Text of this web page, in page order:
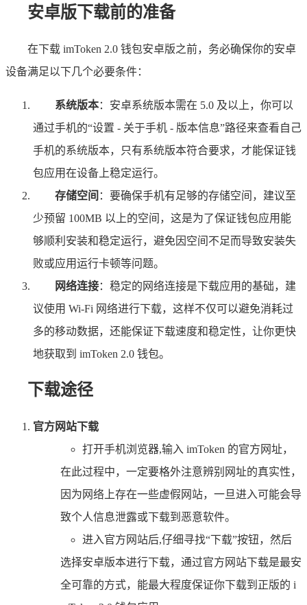
安卓版下载前的准备
在下载 imToken 2.0 钱包安卓版之前，务必确保你的安卓
设备满足以下几个必要条件：
系统版本：安卓系统版本需在 5.0 及以上，你可以
通过手机的“设置 - 关于手机 - 版本信息”路径来查看自己
手机的系统版本，只有系统版本符合要求，才能保证钱
包应用在设备上稳定运行。
存储空间 ：要确保手机有足够的存储空间，建议至
少预留 100MB 以上的空间，这是为了保证钱包应用能
够顺利安装和稳定运行，避免因空间不足而导致安装失
败或应用运行卡顿等问题。
网络连接：稳定的网络连接是下载应用的基础，建
议使用 Wi-Fi 网络进行下载，这样不仅可以避免消耗过
多的移动数据，还能保证下载速度和稳定性，让你更快
地获取到 imToken 2.0 钱包。
下载途径
官方网站下载
打开手机浏览器,输入 imToken 的官方网址，
在此过程中，一定要格外注意辨别网址的真实性，
因为网络上存在一些虚假网站，一旦进入可能会导
致个人信息泄露或下载到恶意软件。
进入官方网站后,仔细寻找“下载”按钮，然后
选择安卓版本进行下载，通过官方网站下载是最安
全可靠的方式，能最大程度保证你下载到正版的 i